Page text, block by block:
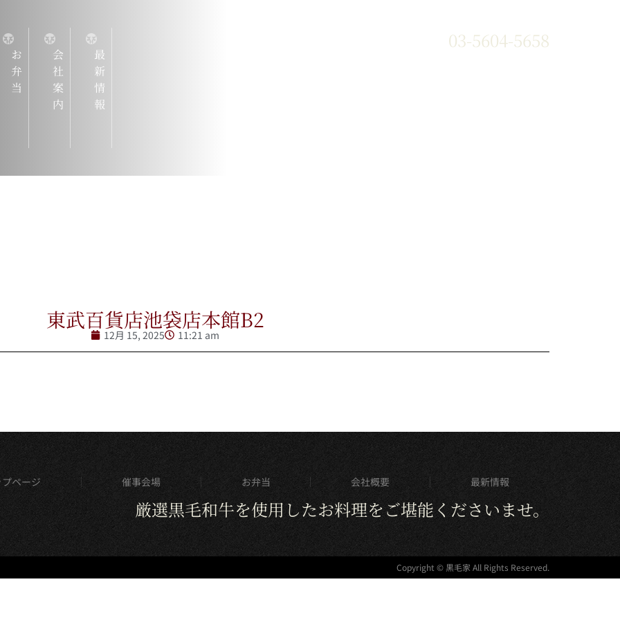
お弁当 会社案内 最新情報
03-5604-5658
東武百貨店池袋店本館B2
12月 15, 2025 11:21 am
ページ 催事会場 お弁当 会社概要 最新情報
厳選黒毛和牛を使用したお料理をご堪能くださいませ。
Copyright © 黒毛家 All Rights Reserved.